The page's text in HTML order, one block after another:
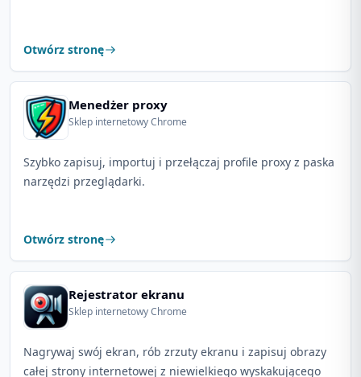
Otwórz stronę
Menedżer proxy
Sklep internetowy Chrome
Szybko zapisuj, importuj i przełączaj profile proxy z paska
narzędzi przeglądarki.
Otwórz stronę
Rejestrator ekranu
Sklep internetowy Chrome
Nagrywaj swój ekran, rób zrzuty ekranu i zapisuj obrazy
całej strony internetowej z niewielkiego wyskakującego